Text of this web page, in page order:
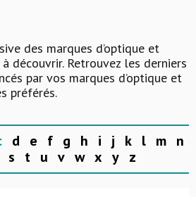
des marques d’optique et
découvrir. Retrouvez les derniers
par vos marques d’optique et
préférés.
d e f g h i j k l m n
s t u v w x y z